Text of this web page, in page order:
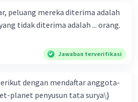
peluang mereka diterima adalah
tidak diterima adalah ... orang.
Jawaban terverifikasi
dengan mendaftar anggota-
planet penyusun tata surya\}